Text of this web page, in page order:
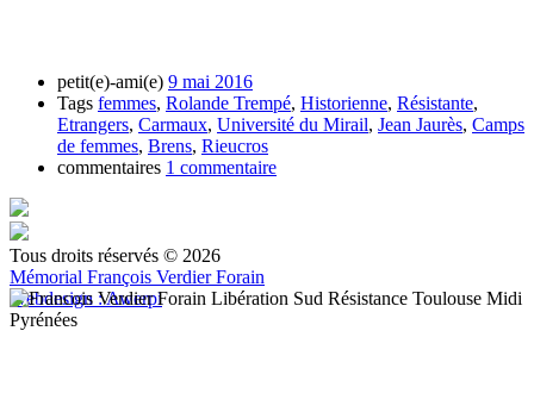
petit(e)-ami(e) 9 mai 2016
Tags femmes, Rolande Trempé, Historienne, Résistante,
Etrangers, Carmaux, Université du Mirail, Jean Jaurès, Camps
de femmes, Brens, Rieucros
commentaires 1 commentaire
Tous droits réservés © 2026
Mémorial François Verdier Forain
Webdesign : Awerpi